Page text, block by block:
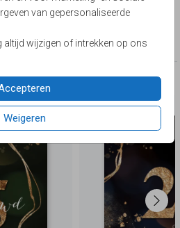
van gepersonaliseerde
wijzigen of intrekken op ons
Weigeren
ook iets voor je